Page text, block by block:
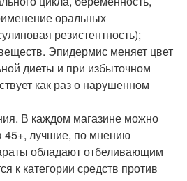
оральных
резистентность);
Эпидермис меняет цвет
диеты и при избыточном
как раз о нарушенном
В каждом магазине можно
45+, лучшие, по мнению
обладают отбеливающим
к категории средств против